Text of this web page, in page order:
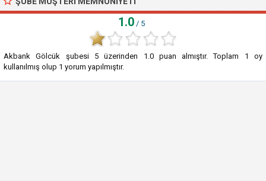
1.0 / 5
Akbank Gölcük şubesi 5üzerinden 1.0puan almıştır. Toplam 1
oy
kullanılmış olup 1 yorum yapılmıştır.